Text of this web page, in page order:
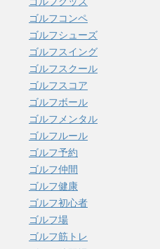
ゴルフコンペ
ゴルフシューズ
ゴルフスイング
ゴルフスクール
ゴルフスコア
ゴルフボール
ゴルフメンタル
ゴルフルール
ゴルフ予約
ゴルフ仲間
ゴルフ健康
ゴルフ初心者
ゴルフ場
ゴルフ筋トレ